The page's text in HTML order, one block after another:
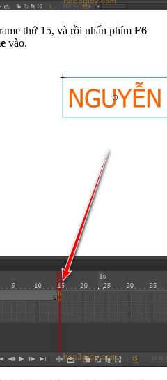
thứ 15, và rồi nhấn phím F6
vào.